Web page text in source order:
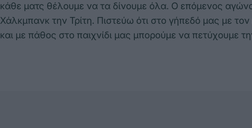
κάθε ματς θέλουμε να τα δίνουμε όλα. Ο επόμενος
Χάλκμπανκ την Τρίτη. Πιστεύω ότι στο γήπεδό μας με
και με πάθος στο παιχνίδι μας μπορούμε να πετύχουμε